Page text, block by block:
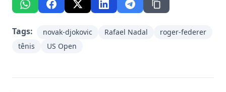
Tags: novak-djokovic Rafael Nadal
roger-federer
tênis
US Open